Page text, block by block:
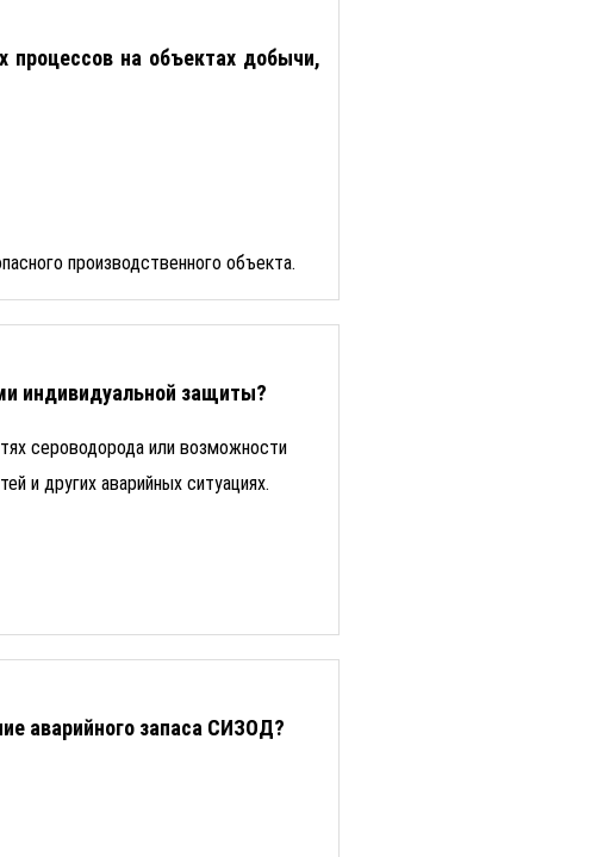
процессов на объектах добычи,
производственного объекта.
индивидуальной защиты?
сероводорода или возможности
и других аварийных ситуациях.
аварийного запаса СИЗОД?